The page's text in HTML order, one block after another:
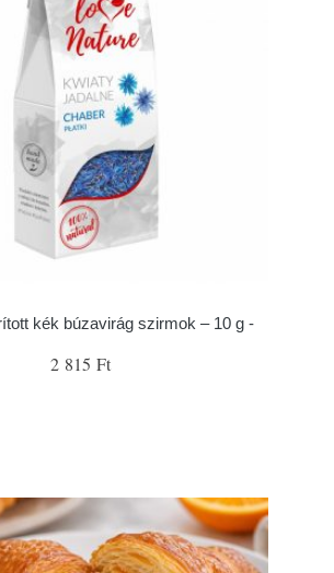
kék búzavirág szirmok – 10 g -
2 815 Ft